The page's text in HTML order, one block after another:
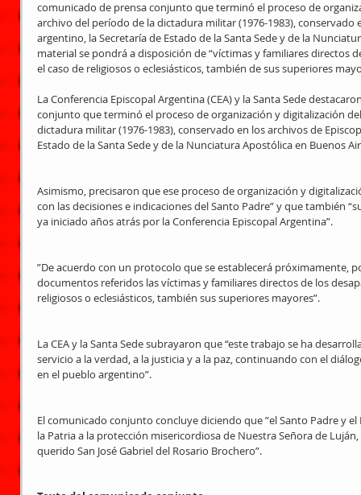
comunicado de prensa conjunto que terminó el proceso de
archivo del período de la dictadura militar (1976-1983), conservado
argentino, la Secretaría de Estado de la Santa Sede y de la
material se pondrá a disposición de “víctimas y familiares directos
el caso de religiosos o eclesiásticos, también de sus superiores
La Conferencia Episcopal Argentina (CEA) y la Santa Sede
conjunto que terminó el proceso de organización y digitalización
dictadura militar (1976-1983), conservado en los archivos de
Estado de la Santa Sede y de la Nunciatura Apostólica en Buenos
Asimismo, precisaron que ese proceso de organización y
con las decisiones e indicaciones del Santo Padre” y que también
ya iniciado años atrás por la Conferencia Episcopal Argentina”.
”De acuerdo con un protocolo que se establecerá próximamente,
documentos referidos las víctimas y familiares directos de los
religiosos o eclesiásticos, también sus superiores mayores”.
La CEA y la Santa Sede subrayaron que “este trabajo se ha
servicio a la verdad, a la justicia y a la paz, continuando con el
en el pueblo argentino”.
El comunicado conjunto concluye diciendo que ”el Santo Padre y
la Patria a la protección misericordiosa de Nuestra Señora de
querido San José Gabriel del Rosario Brochero”.